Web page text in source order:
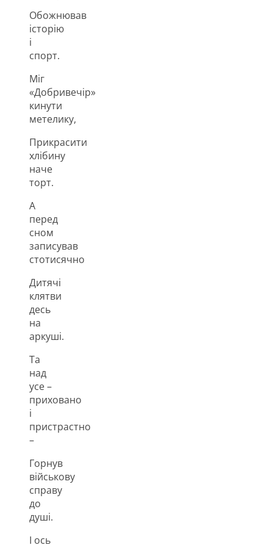
Обожнював
історію
і
спорт.
Міг
«Добривечір»
кинути
метелику,
Прикрасити
хлібину
наче
торт.
А
перед
сном
записував
стотисячно
Дитячі
клятви
десь
на
аркуші.
Та
над
усе –
приховано
і
пристрастно
–
Горнув
військову
справу
до
душі.
І ось